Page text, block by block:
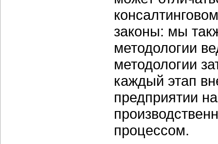
законы: мы
методологии
методологии
каждый этап
предприятии
процессом.